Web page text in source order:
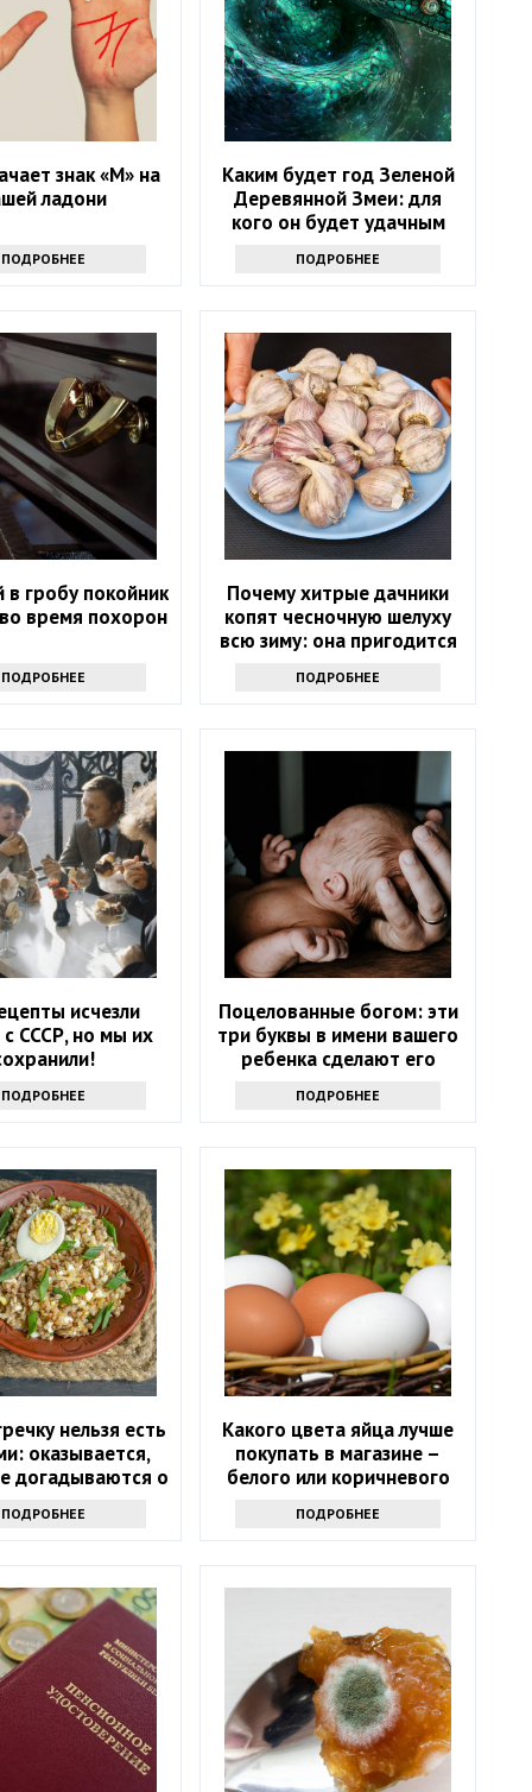
знак «М» на
ладони
ПОДРОБНЕЕ
Каким будет год Зеленой
Деревянной Змеи: для
кого он будет удачным
ПОДРОБНЕЕ
гробу покойник
время похорон
ПОДРОБНЕЕ
Почему хитрые дачники
копят чесночную шелуху
всю зиму: она пригодится
весной
ПОДРОБНЕЕ
исчезли
СССР, но мы их
ПОДРОБНЕЕ
Поцелованные богом: эти
три буквы в имени вашего
ребенка сделают его
ПОДРОБНЕЕ
нельзя есть
оказывается,
догадываются о
ПОДРОБНЕЕ
Какого цвета яйца лучше
покупать в магазине –
белого или коричневого
ПОДРОБНЕЕ